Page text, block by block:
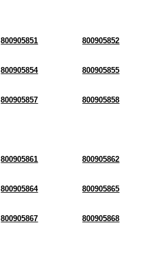
800905851 800905852
800905854 800905855
800905857 800905858
800905861 800905862
800905864 800905865
800905867 800905868